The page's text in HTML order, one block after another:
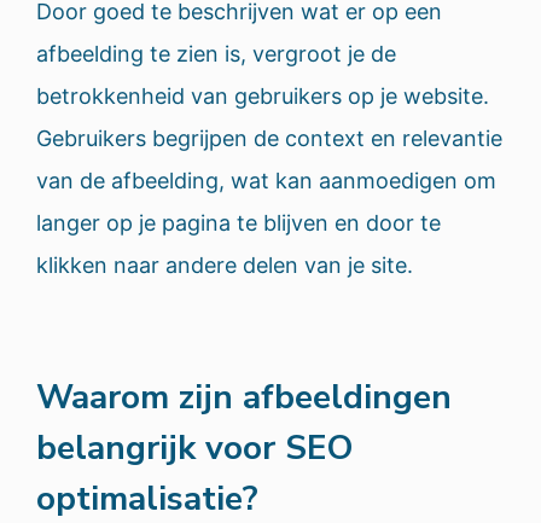
Door goed te beschrijven wat er op een
afbeelding te zien is, vergroot je de
betrokkenheid van gebruikers op je website.
Gebruikers begrijpen de context en relevantie
van de afbeelding, wat kan aanmoedigen om
langer op je pagina te blijven en door te
klikken naar andere delen van je site.
Waarom zijn afbeeldingen
belangrijk voor SEO
optimalisatie?